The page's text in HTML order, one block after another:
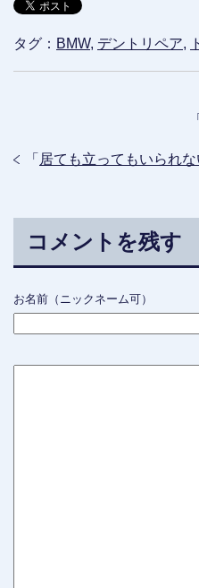
タグ： BMW, デントリペア,
「
「 居ても立ってもいられな
コメントを残す
お名前（ニックネーム可）